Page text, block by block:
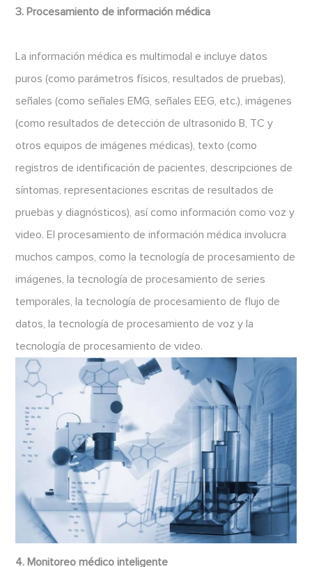
3. Procesamiento de información médica
La información médica es multimodal e incluye datos
puros (como parámetros físicos, resultados de pruebas),
señales (como señales EMG, señales EEG, etc.), imágenes
(como resultados de detección de ultrasonido B, TC y
otros equipos de imágenes médicas), texto (como
registros de identificación de pacientes, descripciones de
síntomas, representaciones escritas de resultados de
pruebas y diagnósticos), así como información como voz y
video. El procesamiento de información médica involucra
muchos campos, como la tecnología de procesamiento de
imágenes, la tecnología de procesamiento de series
temporales, la tecnología de procesamiento de flujo de
datos, la tecnología de procesamiento de voz y la
tecnología de procesamiento de video.
4. Monitoreo médico inteligente